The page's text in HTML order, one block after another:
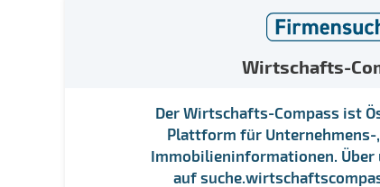
Wirtschafts-
Der Wirtschafts-Compass ist
Plattform für
Immobilieninformationen. Über
auf